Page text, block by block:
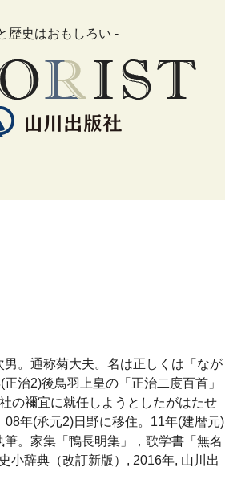
歴史はおもしろい -
。通称菊大夫。名は正しくは「なが
治2)後鳥羽上皇の「正治二度百首」
の禰宜に就任しようとしたがはたせ
年(承元2)日野に移住。11年(建暦元)
。家集「鴨長明集」，歌学書「無名
小辞典（改訂新版）, 2016年, 山川出